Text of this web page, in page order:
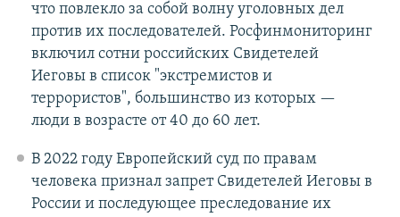
что повлекло за собой волну уголовных дел
против их последователей. Росфинмониторинг
включил сотни российских Свидетелей
Иеговы в список "экстремистов и
террористов", большинство из которых —
люди в возрасте от 40 до 60 лет.
В 2022 году Европейский суд по правам
человека признал запрет Свидетелей Иеговы в
России и последующее преследование их